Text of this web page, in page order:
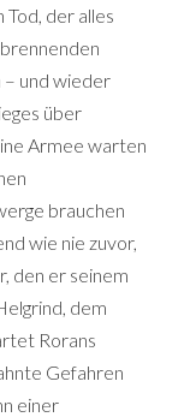
der alles
– und wieder
über
Armee warten
brauchen
wie nie zuvor,
den er seinem
dem
Rorans
Gefahren
einer